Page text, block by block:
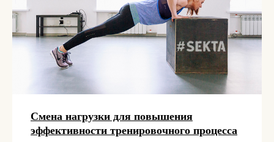
Смена нагрузки для повышения
эффективности тренировочного процесса